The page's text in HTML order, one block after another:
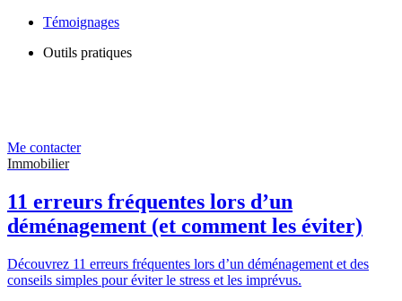
Témoignages
Outils pratiques
Me contacter
Immobilier
11 erreurs fréquentes lors d’un
déménagement (et comment les éviter)
Découvrez 11 erreurs fréquentes lors d’un déménagement et des
conseils simples pour éviter le stress et les imprévus.